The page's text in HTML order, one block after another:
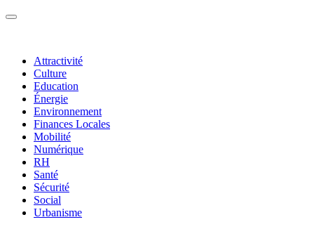
Attractivité
Culture
Education
Énergie
Environnement
Finances Locales
Mobilité
Numérique
RH
Santé
Sécurité
Social
Urbanisme